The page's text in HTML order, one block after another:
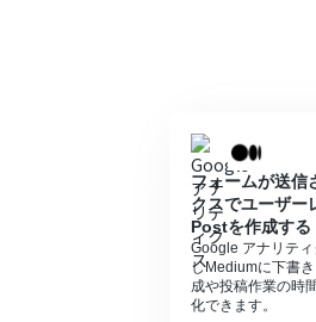
Microsoft
フォームが送信
クスでユーザ
Postを作成する
Google アナリテ
しMediumに下書
成や投稿作業の時
化できます。